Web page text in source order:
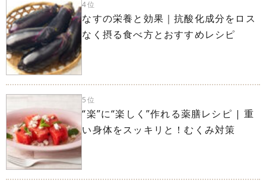
4位
なすの栄養と効果｜抗酸化成分をロス
なく摂る食べ方とおすすめレシピ
5位
“楽”に“楽しく”作れる薬膳レシピ | 重
い身体をスッキリと！むくみ対策